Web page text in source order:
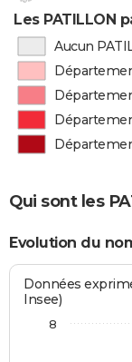
Les PATILLON
Aucun
Qui sont les
Evolution du
Données
Insee)
8